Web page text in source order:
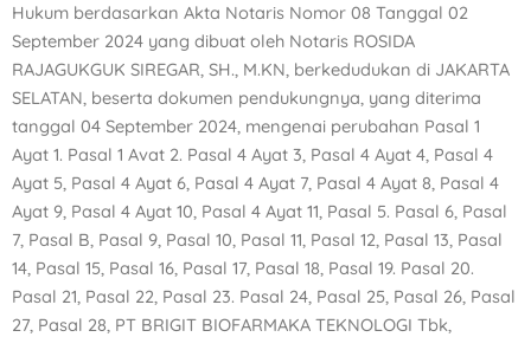
Hukum berdasarkan Akta Notaris Nomor 08 Tanggal 02
September 2024 yang dibuat oleh Notaris ROSIDA
RAJAGUKGUK SIREGAR, SH., M.KN, berkedudukan di JAKARTA
SELATAN, beserta dokumen pendukungnya, yang diterima
tanggal 04 September 2024, mengenai perubahan Pasal 1
Ayat 1. Pasal 1 Avat 2. Pasal 4 Ayat 3, Pasal 4 Ayat 4, Pasal 4
Ayat 5, Pasal 4 Ayat 6, Pasal 4 Ayat 7, Pasal 4 Ayat 8, Pasal 4
Ayat 9, Pasal 4 Ayat 10, Pasal 4 Ayat 11, Pasal 5. Pasal 6, Pasal
7, Pasal B, Pasal 9, Pasal 10, Pasal 11, Pasal 12, Pasal 13, Pasal
14, Pasal 15, Pasal 16, Pasal 17, Pasal 18, Pasal 19. Pasal 20.
Pasal 21, Pasal 22, Pasal 23. Pasal 24, Pasal 25, Pasal 26, Pasal
27, Pasal 28, PT BRIGIT BIOFARMAKA TEKNOLOGI Tbk,